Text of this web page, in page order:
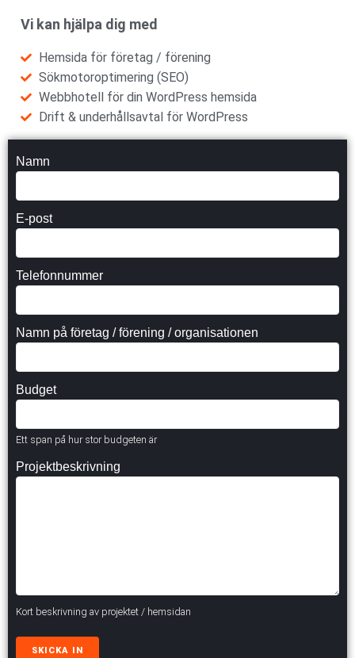
Vi kan hjälpa dig med
Hemsida för företag / förening
Sökmotoroptimering (SEO)
Webbhotell för din WordPress hemsida
Drift & underhållsavtal för WordPress
Namn
E-post
Telefonnummer
Namn på företag / förening / organisationen
Budget
Ett span på hur stor budgeten är
Projektbeskrivning
Kort beskrivning av projektet / hemsidan
SKICKA IN